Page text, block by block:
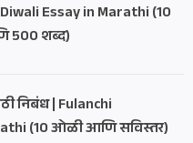
Diwali Essay in Marathi (10
500 शब्द)
निबंध | Fulanchi
(10 ओळी आणि सविस्तर)